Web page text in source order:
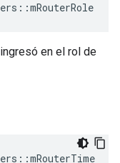
::mRouterRole
en el rol de
::mRouterTime